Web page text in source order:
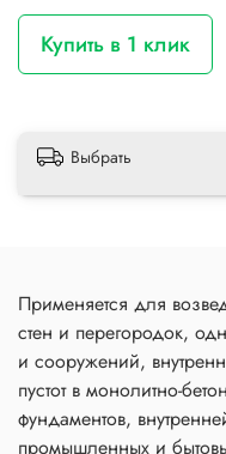
Купить в 1 клик
Выбрать
Применяется для
стен и перегородок,
и сооружений,
пустот в монолитно-
фундаментов,
промышленных и